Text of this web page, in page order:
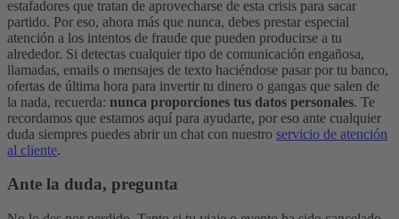
estafadores que tratan de aprovecharse de esta crisis para sacar
partido. Por eso, ahora más que nunca, debes prestar especial
atención a los intentos de fraude que pueden producirse a tu
alrededor. Si detectas cualquier tipo de comunicación engañosa,
llamadas, emails o mensajes de texto haciéndose pasar por tu banco,
ofertas de última hora para invertir tu dinero o gangas que salen de
la nada, recuerda: nunca proporciones tus datos personales. Te
recordamos que estamos aquí para ayudarte, por eso ante cualquier
duda siempres puedes abrir un chat con nuestro servicio de atención
al cliente.
Ante la duda, pregunta